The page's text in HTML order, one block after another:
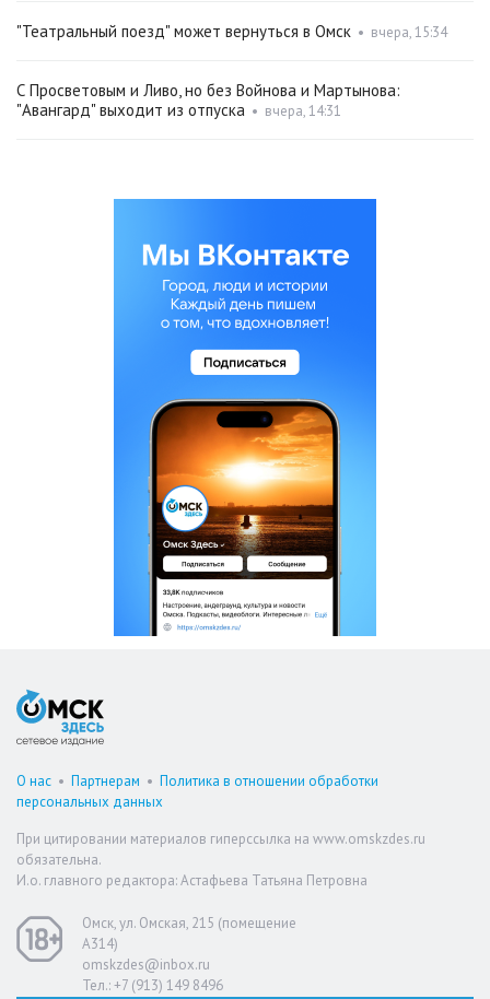
"Театральный поезд" может вернуться в Омск • вчера, 15:34
С Просветовым и Ливо, но без Войнова и Мартынова:
"Авангард" выходит из отпуска • вчера, 14:31
О нас • Партнерам • Политика в отношении обработки
персональных данных
При цитировании материалов гиперссылка на www.omskzdes.ru
обязательна.
И.о. главного редактора: Астафьева Татьяна Петровна
Омск, ул. Омская, 215 (помещение
А314)
omskzdes@inbox.ru
Тел.: +7 (913) 149 8496